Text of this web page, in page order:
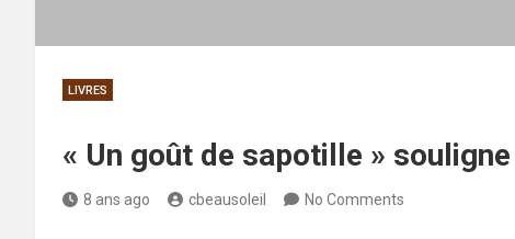
LIVRES
« Un goût de sapotille »
8 ans ago cbeausoleil No Comments